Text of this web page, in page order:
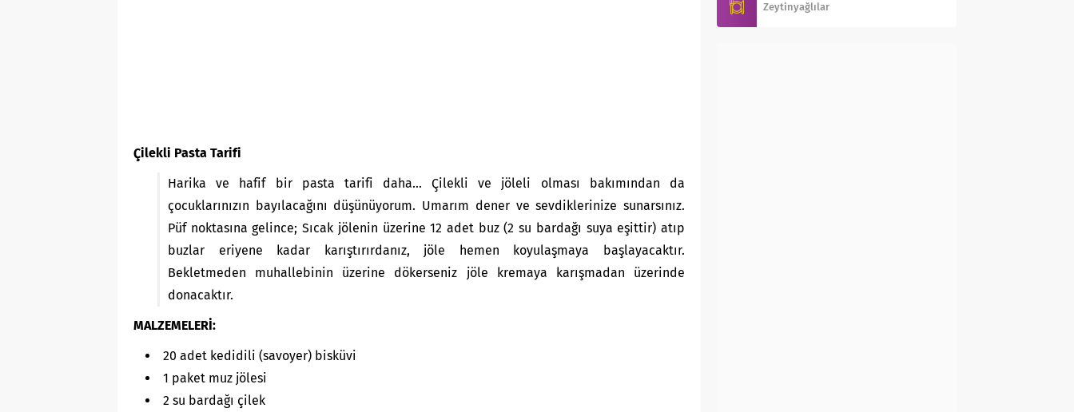
Çilekli Pasta Tarifi
Harika ve hafif bir pasta tarifi daha… Çilekli ve jöleli olması bakımından da
çocuklarınızın bayılacağını düşünüyorum. Umarım dener ve sevdiklerinize sunarsınız.
Püf noktasına gelince; Sıcak jölenin üzerine 12 adet buz (2 su bardağı suya eşittir) atıp
buzlar eriyene kadar karıştırırdanız, jöle hemen koyulaşmaya başlayacaktır.
Bekletmeden muhallebinin üzerine dökerseniz jöle kremaya karışmadan üzerinde
donacaktır.
MALZEMELERİ:
20 adet kedidili (savoyer) bisküvi
1 paket muz jölesi
2 su bardağı çilek
Zeytinyağlılar